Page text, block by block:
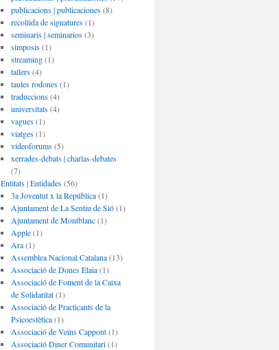
publicacions | publicaciones(8)
recollida de signatures(1)
seminaris | seminarios(3)
simposis(1)
streaming(1)
tallers(4)
taules rodones(1)
traduccions(4)
universitats(4)
vagues(1)
viatges(1)
videoforums(5)
xerrades-debats | charlas-debates
(7)
Entitats | Entidades(56)
3a Joventut x la República(1)
Ajuntament de La Sentiu de Sió(1)
Ajuntament de Montblanc(1)
Apple(1)
Ara(1)
Assemblea Nacional Catalana(13)
Associació de Dones Elaia(1)
Associació de Foment de la Caixa
de Solidaritat(1)
Associació de Practicants de la
Psicoestètica(1)
Associació de Veïns Cappont(1)
Associació Diner Comunitari(1)